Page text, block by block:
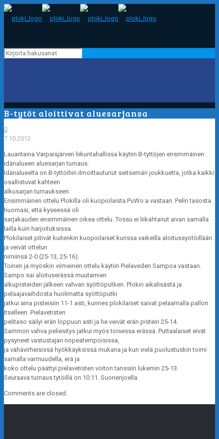
B-tytöt aloittivat aluesarjansa
0
7.10.2012
Lauantaina Varpaisjärven liikuntahallissa käytiin B-tyttöjen ensimmäinen
idänalueen aluesarjan turnaus.
Idänalueelta on B-tyttöihin ilmoittautunut seitsemän joukkuetta, jotka kaikki
osallistuvat kahteen
alkusarjan turnaukseen.
Ensimmäinen ottelu Plokilla oli kuopiolaista PuWo:a vastaan. Pelin tasosta
huomasi, että kyseessä oli
sarjakauden ensimmäinen oikea ottelu. Tossu ei liikahtanut aivan samalla
lailla kuin harjoituksissa.
Plokilaiset pitivät kuitenkin kuopiolaiset kurissa vaikeilla aloitussyötöillään
ja veivät ottelun
nimiinsä 2-0 (25-13, 25-16).
Toinen ja myöskin viimeinen ottelu käytiin Pielaveden Sampoa vastaan.
Sampo sai aloituserässä muutamien
alkupisteiden jälkeen vahvan syöttöputken. Plokin aikalisästä ja
pelaajavaihdosta huolimatta syöttöputki
jatkui aina pisteisiin 11-1 asti, kunnes plokilaiset saivat pelaamalla pallon
itselleen. Pielavetisten
pelitaso säilyi erän loppuun asti ja he veivät erän pistein 25-14.
Sammon vahva peliesitys jatkui myös toisessa erässä. Puttaalaiset eivät
pysyneet vastustajan nopeatempoisissa,
ja vähävirheisissä hyökkäyksissä mukana ja kun vielä puolustuskin toimi
samalla varmuudella, erä ja
koko ottelu päättyi pielavetisten voiton tanssiin lukemin 25-13.
Seuraava turnaus tytöillä on 10.11. Suonenjoella.
Comments are closed.